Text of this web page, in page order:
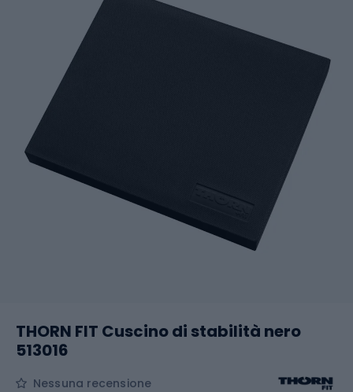
THORN FIT Cuscino di stabilità nero
513016
Nessuna recensione